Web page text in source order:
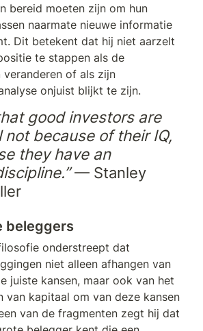
bereid moeten zijn om hun
naarmate nieuwe informatie
Dit betekent dat hij niet aarzelt
te stappen als de
veranderen of als zijn
onjuist blijkt te zijn.
good investors are
not because of their IQ,
they have an
— Stanley
beleggers
onderstreept dat
niet alleen afhangen van
juiste kansen, maar ook van het
kapitaal om van deze kansen
van de fragmenten zegt hij dat